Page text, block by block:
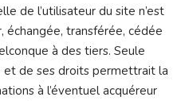
de l’utilisateur du site n’est
échangée, transférée, cédée
à des tiers. Seule
et de ses droits permettrait la
à l’éventuel acquéreur